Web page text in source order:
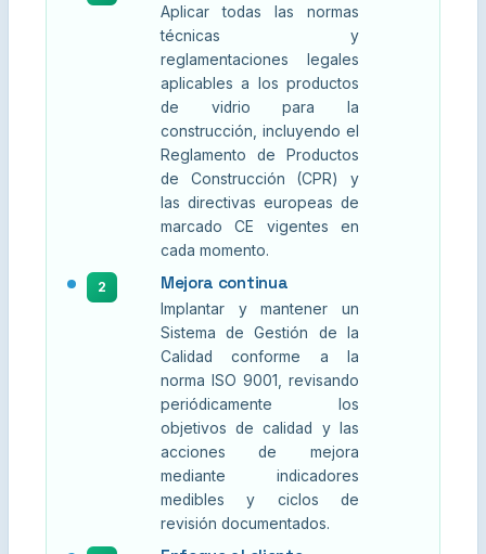
Aplicar todas las normas
técnicas y
reglamentaciones legales
aplicables a los productos
de vidrio para la
construcción, incluyendo el
Reglamento de Productos
de Construcción (CPR) y
las directivas europeas de
marcado CE vigentes en
cada momento.
2 Mejora continua
Implantar y mantener un
Sistema de Gestión de la
Calidad conforme a la
norma ISO 9001, revisando
periódicamente los
objetivos de calidad y las
acciones de mejora
mediante indicadores
medibles y ciclos de
revisión documentados.